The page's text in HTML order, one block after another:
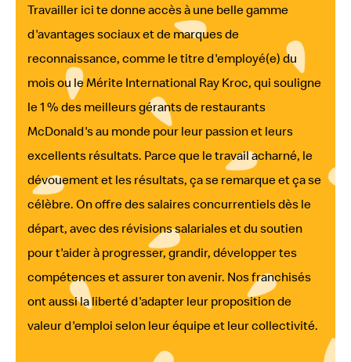
Travailler ici te donne accès à une belle gamme
d'avantages sociaux et de marques de
reconnaissance, comme le titre d'employé(e) du
mois ou le Mérite International Ray Kroc, qui souligne
le 1 % des meilleurs gérants de restaurants
McDonald's au monde pour leur passion et leurs
excellents résultats. Parce que le travail acharné, le
dévouement et les résultats, ça se remarque et ça se
célèbre. On offre des salaires concurrentiels dès le
départ, avec des révisions salariales et du soutien
pour t'aider à progresser, grandir, développer tes
compétences et assurer ton avenir. Nos franchisés
ont aussi la liberté d'adapter leur proposition de
valeur d'emploi selon leur équipe et leur collectivité.